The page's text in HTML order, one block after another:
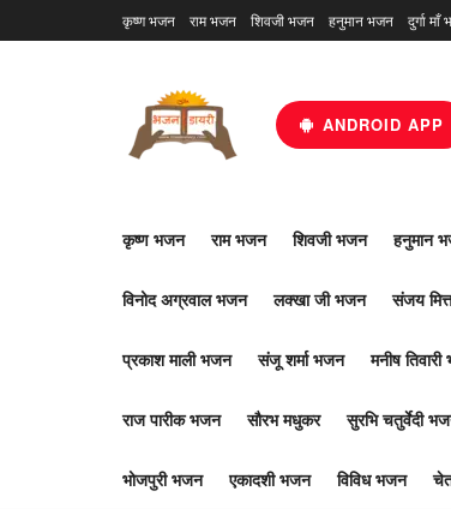
कृष्ण भजन राम भजन शिवजी भजन हनुमान भजन दुर्गा
ANDROID APP
कृष्ण भजन राम भजन शिवजी भजन हनुमान
विनोद अग्रवाल भजन लक्खा जी भजन संजय
प्रकाश माली भजन संजू शर्मा भजन मनीष
राज पारीक भजन सौरभ मधुकर सुरभि चतुर्वेदी
भोजपुरी भजन एकादशी भजन विविध भजन